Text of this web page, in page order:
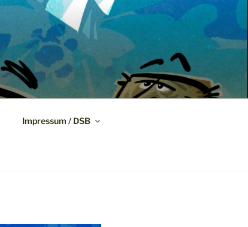
Impressum / DSB